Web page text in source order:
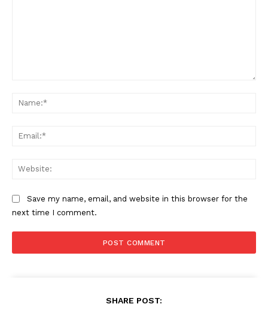
Save my name, email, and website in this browser for the
next time I comment.
SHARE POST: